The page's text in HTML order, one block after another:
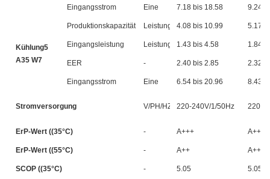
Eingangsstrom Eine 7.18 bis 18.58 9.24
Kühlung5
A35 W7
Produktionskapazität Leistung 4.08 bis 10.99 5.17
Eingangsleistung Leistung 1.43 bis 4.58 1.84
EER - 2.40 bis 2.85 2.32
Eingangsstrom Eine 6.54 bis 20.96 8.43
Stromversorgung V/PH/HZ 220-240V/1/50Hz 220-
ErP-Wert ((35°C) - A+++ A+++
ErP-Wert ((55°C) - A++ A++
SCOP ((35°C) - 5.05 5.05